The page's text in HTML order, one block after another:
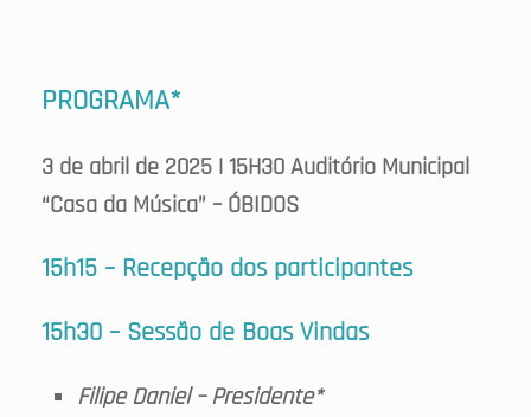
PROGRAMA*
3 de abril de 2025 | 15H30 Auditório Municipal
“Casa da Música” – ÓBIDOS
15h15 – Recepção dos participantes
15h30 – Sessão de Boas Vindas
Filipe Daniel – Presidente*